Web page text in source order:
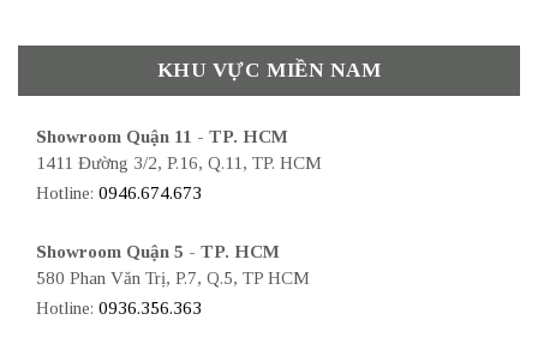
KHU VỰC MIỀN NAM
Showroom Quận 11 - TP. HCM
1411 Đường 3/2, P.16, Q.11, TP. HCM
Hotline: 0946.674.673
Showroom Quận 5 - TP. HCM
580 Phan Văn Trị, P.7, Q.5, TP HCM
Hotline: 0936.356.363